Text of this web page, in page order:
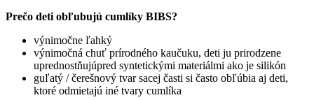
Prečo deti obľubujú cumlíky BIBS?
výnimočne ľahký
výnimočná chuť prírodného kaučuku, deti ju prirodzene
uprednostňujúpred syntetickými materiálmi ako je silikón
guľatý / čerešnový tvar sacej časti si často obľúbia aj deti,
ktoré odmietajú iné tvary cumlíka